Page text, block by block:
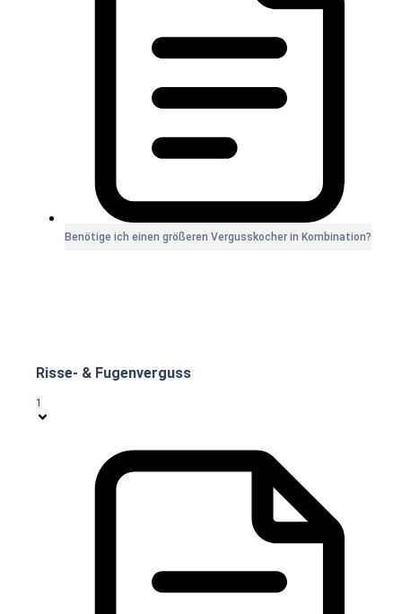
Benötige ich einen größeren Vergusskocher in Kombination?
Risse- & Fugenverguss
1